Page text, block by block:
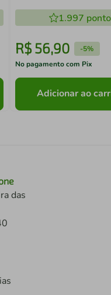
1.997
R$ 56,90 -5%
No pagamento com Pix
Adicionar ao
das